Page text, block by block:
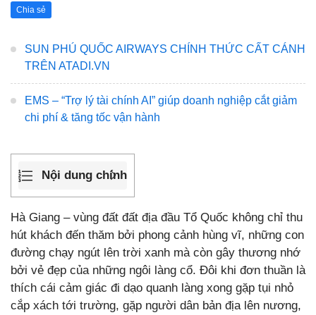
Chia sẻ
SUN PHÚ QUỐC AIRWAYS CHÍNH THỨC CẤT CÁNH
TRÊN ATADI.VN
EMS – “Trợ lý tài chính AI” giúp doanh nghiệp cắt giảm
chi phí & tăng tốc vận hành
Nội dung chính
Hà Giang – vùng đất đất địa đầu Tổ Quốc không chỉ thu
hút khách đến thăm bởi phong cảnh hùng vĩ, những con
đường chạy ngút lên trời xanh mà còn gây thương nhớ
bởi vẻ đẹp của những ngôi làng cổ. Đôi khi đơn thuần là
thích cái cảm giác đi dạo quanh làng xong gặp tụi nhỏ
cắp xách tới trường, gặp người dân bản địa lên nương,